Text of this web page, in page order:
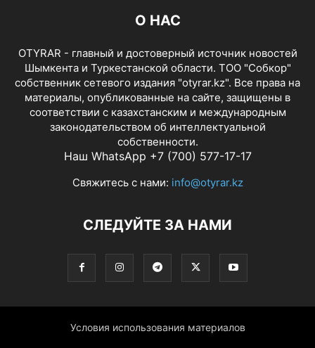
О НАС
OTYRAR - главный и достоверный источник новостей
Шымкента и Туркестанской области. ТОО "Собкор"
собственник сетевого издания "otyrar.kz". Все права на
материалы, опубликованные на сайте, защищены в
соответствии с казахстанским и международным
законодательством об интеллектуальной
собственности.
Наш WhatsApp +7 (700) 577-17-17
Свяжитесь с нами: info@otyrar.kz
СЛЕДУЙТЕ ЗА НАМИ
Условия использования материалов